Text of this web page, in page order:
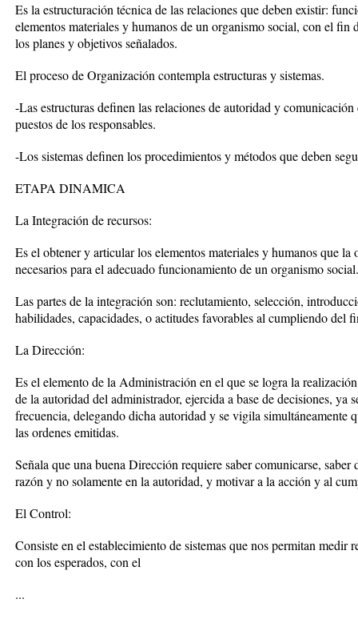
Es la estructuración técnica de las relaciones que deben existir:
elementos materiales y humanos de un organismo social, con el
los planes y objetivos señalados.
El proceso de Organización contempla estructuras y sistemas.
-Las estructuras definen las relaciones de autoridad y
puestos de los responsables.
-Los sistemas definen los procedimientos y métodos que deben
ETAPA DINAMICA
La Integración de recursos:
Es el obtener y articular los elementos materiales y humanos que
necesarios para el adecuado funcionamiento de un organismo social.
Las partes de la integración son: reclutamiento, selección,
habilidades, capacidades, o actitudes favorables al cumpliendo del
La Dirección:
Es el elemento de la Administración en el que se logra la
de la autoridad del administrador, ejercida a base de decisiones, ya
frecuencia, delegando dicha autoridad y se vigila simultáneamente
las ordenes emitidas.
Señala que una buena Dirección requiere saber comunicarse,
razón y no solamente en la autoridad, y motivar a la acción y al
El Control:
Consiste en el establecimiento de sistemas que nos permitan medir
con los esperados, con el
...